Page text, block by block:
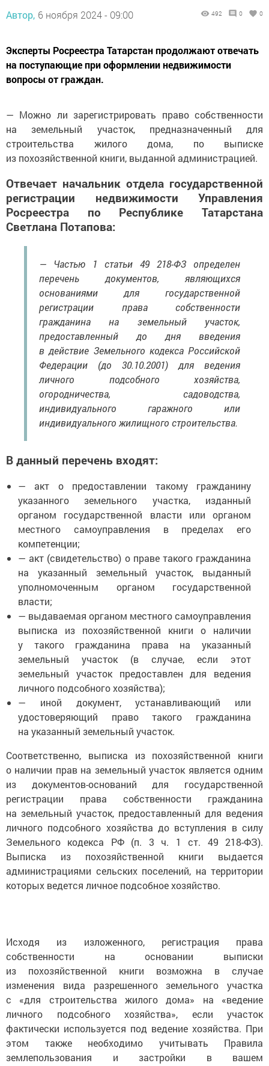
Автор, 6 ноября 2024 - 09:00 492 0 0
Эксперты Росреестра Татарстан продолжают отвечать
на поступающие при оформлении недвижимости
вопросы от граждан.
— Можно ли зарегистрировать право собственности
на земельный участок, предназначенный для
строительства жилого дома, по выписке
из похозяйственной книги, выданной администрацией.
Отвечает начальник отдела государственной
регистрации недвижимости Управления
Росреестра по Республике Татарстана
Светлана Потапова:
— Частью 1 статьи 49 218-ФЗ определен
перечень документов, являющихся
основаниями для государственной
регистрации права собственности
гражданина на земельный участок,
предоставленный до дня введения
в действие Земельного кодекса Российской
Федерации (до 30.10.2001) для ведения
личного подсобного хозяйства,
огородничества, садоводства,
индивидуального гаражного или
индивидуального жилищного строительства.
В данный перечень входят:
— акт о предоставлении такому гражданину
указанного земельного участка, изданный
органом государственной власти или органом
местного самоуправления в пределах его
компетенции;
— акт (свидетельство) о праве такого гражданина
на указанный земельный участок, выданный
уполномоченным органом государственной
власти;
— выдаваемая органом местного самоуправления
выписка из похозяйственной книги о наличии
у такого гражданина права на указанный
земельный участок (в случае, если этот
земельный участок предоставлен для ведения
личного подсобного хозяйства);
— иной документ, устанавливающий или
удостоверяющий право такого гражданина
на указанный земельный участок.
Соответственно, выписка из похозяйственной книги
о наличии прав на земельный участок является одним
из документов-оснований для государственной
регистрации права собственности гражданина
на земельный участок, предоставленный для ведения
личного подсобного хозяйства до вступления в силу
Земельного кодекса РФ (п. 3 ч. 1 ст. 49 218-ФЗ).
Выписка из похозяйственной книги выдается
администрациями сельских поселений, на территории
которых ведется личное подсобное хозяйство.
Исходя из изложенного, регистрация права
собственности на основании выписки
из похозяйственной книги возможна в случае
изменения вида разрешенного земельного участка
с «для строительства жилого дома» на «ведение
личного подсобного хозяйства», если участок
фактически используется под ведение хозяйства. При
этом также необходимо учитывать Правила
землепользования и застройки в вашем